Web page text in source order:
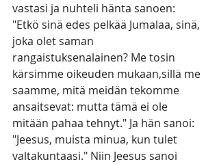
vastasi ja nuhteli hänta sanoen:
"Etkö sinä edes pelkää Jumalaa, sinä,
joka olet saman
rangaistuksenalainen? Me tosin
kärsimme oikeuden mukaan,sillä me
saamme, mitä meidän tekomme
ansaitsevat: mutta tämä ei ole
mitään pahaa tehnyt." Ja hän sanoi:
"Jeesus, muista minua, kun tulet
valtakuntaasi." Niin Jeesus sanoi